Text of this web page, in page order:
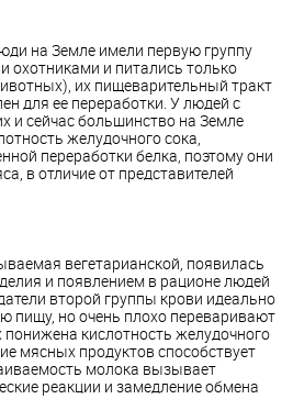
на Земле имели первую группу
охотниками и питались только
их пищеварительный тракт
для ее переработки. У людей с
и сейчас большинство на Земле
желудочного сока,
переработки белка, поэтому они
в отличие от представителей
вегетарианской, появилась
и появлением в рационе людей
второй группы крови идеально
пищу, но очень плохо переваривают
кислотность желудочного
мясных продуктов способствует
молока вызывает
реакции и замедление обмена